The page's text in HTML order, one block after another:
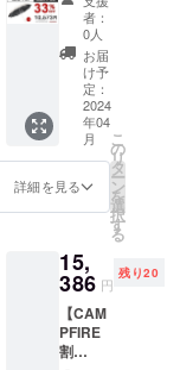
ングリソー
スの調整 -
KOL、PR記
ソーシャル
メディア運
用 -
Facebook
ティのオン
ラインスト
ア運用 - レコ
メン、日本
F】 価
格：
10,573
円（税
込） 一
般予定
販売価
格：
15,780
円（税
込） ※
送料無
内配送
のみ）
■お届け
内容
「ZUO
DU」日
者：
0人
お届
け予
定：
2024
年04
月
詳細を見る
こ
の
リ
タ
ー
ン
を
選
択
す
る
15,
386 円
残り20
【CAM
PFIRE
割